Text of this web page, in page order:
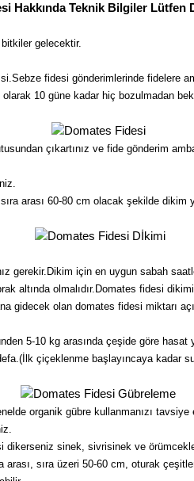
Hakkında Teknik Bilgiler
gelecektir.
fidesi gönderimlerinde fidelere
10 güne kadar hiç bozulmadan
çıkartınız ve fide gönderim
arası 60-80 cm olacak şekilde
gerekir.Dikim için en uygun sabah
altında olmalıdır.Domates fidesi
gidecek olan domates fidesi miktarı
5-10 kg arasında çeşide göre
çiçeklenme başlayıncaya kadar
organik gübre kullanmanızı
sinek, sivrisinek ve
sıra üzeri 50-60 cm, oturak